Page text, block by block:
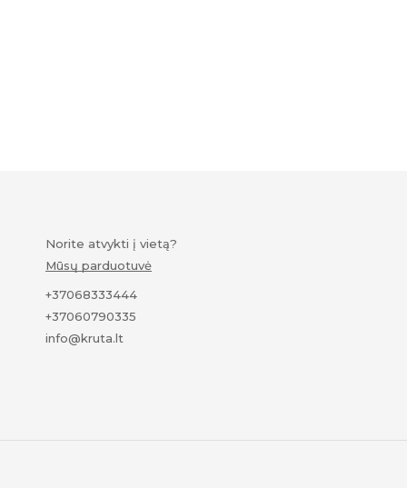
Norite atvykti į vietą?
Mūsų parduotuvė
+37068333444
+37060790335
info@kruta.lt